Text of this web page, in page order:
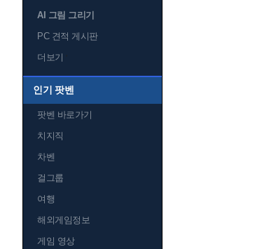
AI 그림 그리기
PC 견적 게시판
더보기
인기 팟벤
팟벤 바로가기
치지직
차벤
걸그룹
여행
해외게임정보
게임 영상